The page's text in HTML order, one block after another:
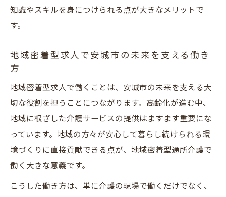
知識やスキルを身につけられる点が大きなメリットで
す。
地域密着型求人で安城市の未来を支える働き
方
地域密着型求人で働くことは、安城市の未来を支える大
切な役割を担うことにつながります。高齢化が進む中、
地域に根ざした介護サービスの提供はますます重要にな
っています。地域の方々が安心して暮らし続けられる環
境づくりに直接貢献できる点が、地域密着型通所介護で
働く大きな意義です。
こうした働き方は、単に介護の現場で働くだけでなく、